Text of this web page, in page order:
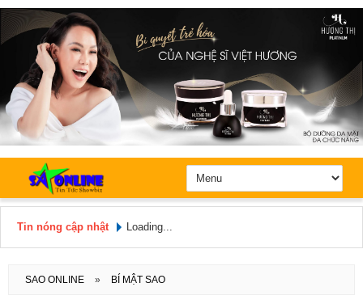
Tin nóng cập nhật Loading...
SAO ONLINE » BÍ MẬT SAO